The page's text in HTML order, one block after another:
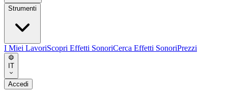
Strumenti
I Miei LavoriScopri Effetti SonoriCerca Effetti SonoriPrezzi
IT
Accedi